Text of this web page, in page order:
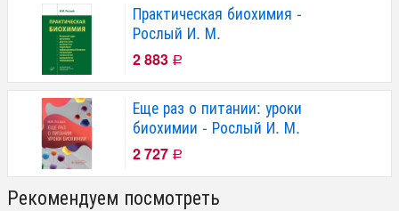
Практическая биохимия -
Рослый И. М.
2 883 Р
Еще раз о питании: уроки
биохимии - Рослый И. М.
2 727 Р
Рекомендуем посмотреть